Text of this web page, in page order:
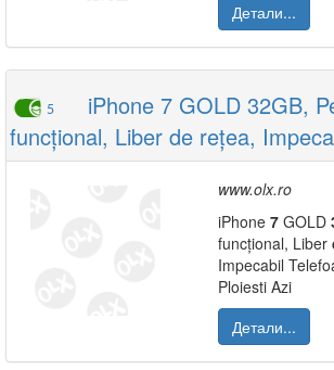
Детали...
5
iPhone 7 GOLD 32GB,
funcțional, Liber de rețea,
www.olx.ro
iPhone 7 GOLD
funcțional, Liber
Impecabil
Ploiesti Azi
Детали...